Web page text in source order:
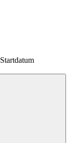
Startdatum